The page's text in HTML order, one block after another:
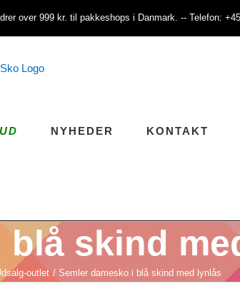
over 999 kr. til pakkeshops i Danmark. -- Telefon:
NYHEDER KONTAKT
blå skind
outlet Semler damesko i blå skind med lynlås